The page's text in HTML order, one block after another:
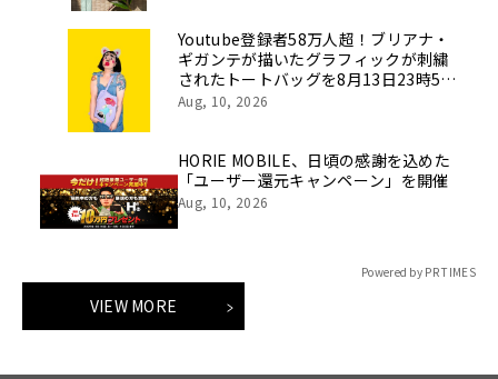
Youtube登録者58万人超！ブリアナ・
ギガンテが描いたグラフィックが刺繍
されたトートバッグを8月13日23時59
分まで期間限定で新発売！
Aug, 10, 2026
HORIE MOBILE、日頃の感謝を込めた
「ユーザー還元キャンペーン」を開催
Aug, 10, 2026
Powered by PR TIMES
VIEW MORE